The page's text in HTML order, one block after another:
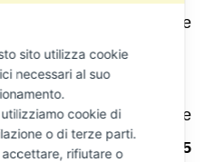
del cessionario, in base
dalle pronunce
n. 25547/2025
sito utilizza cookie
necessari al suo
cookie di
o di terze parti.
accettare, rifiutare o